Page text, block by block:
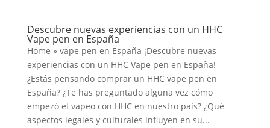
Descubre nuevas experiencias con un HHC
Vape pen en España
Home » vape pen en España ¡Descubre nuevas
experiencias con un HHC Vape pen en España!
¿Estás pensando comprar un HHC vape pen en
España? ¿Te has preguntado alguna vez cómo
empezó el vapeo con HHC en nuestro país? ¿Qué
aspectos legales y culturales influyen en su...